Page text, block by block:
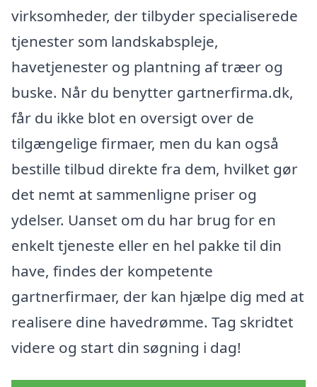
virksomheder, der tilbyder specialiserede
tjenester som landskabspleje,
havetjenester og plantning af træer og
buske. Når du benytter gartnerfirma.dk,
får du ikke blot en oversigt over de
tilgængelige firmaer, men du kan også
bestille tilbud direkte fra dem, hvilket gør
det nemt at sammenligne priser og
ydelser. Uanset om du har brug for en
enkelt tjeneste eller en hel pakke til din
have, findes der kompetente
gartnerfirmaer, der kan hjælpe dig med at
realisere dine havedrømme. Tag skridtet
videre og start din søgning i dag!